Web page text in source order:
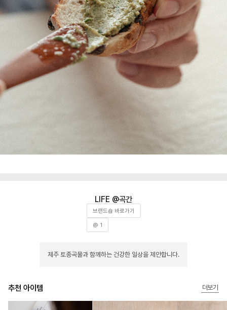
곡간
브랜드숍 바로가기
@ 1
제주 토종곡물과 함께하는 건강한 일상을 제안합니다.
추천 아이템 더보기